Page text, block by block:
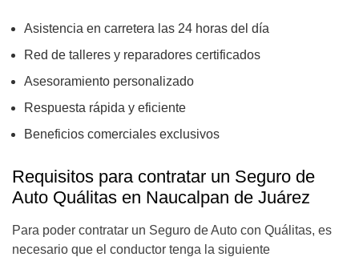
Asistencia en carretera las 24 horas del día
Red de talleres y reparadores certificados
Asesoramiento personalizado
Respuesta rápida y eficiente
Beneficios comerciales exclusivos
Requisitos para contratar un Seguro de
Auto Quálitas en Naucalpan de Juárez
Para poder contratar un Seguro de Auto con Quálitas, es
necesario que el conductor tenga la siguiente